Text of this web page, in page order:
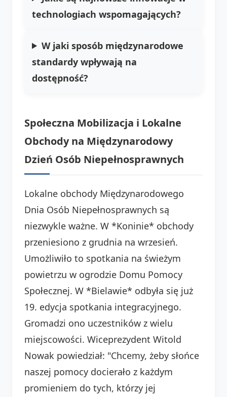
technologiach wspomagających?
W jaki sposób międzynarodowe
standardy wpływają na
dostępność?
Społeczna Mobilizacja i Lokalne
Obchody na Międzynarodowy
Dzień Osób Niepełnosprawnych
Lokalne obchody Międzynarodowego
Dnia Osób Niepełnosprawnych są
niezwykle ważne. W *Koninie* obchody
przeniesiono z grudnia na wrzesień.
Umożliwiło to spotkania na świeżym
powietrzu w ogrodzie Domu Pomocy
Społecznej. W *Bielawie* odbyła się już
19. edycja spotkania integracyjnego.
Gromadzi ono uczestników z wielu
miejscowości. Wiceprezydent Witold
Nowak powiedział: "Chcemy, żeby słońce
naszej pomocy docierało z każdym
promieniem do tych, którzy jej